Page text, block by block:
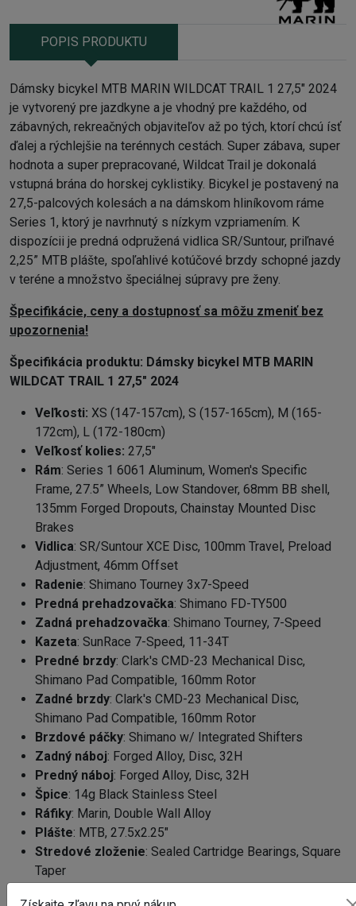
POPIS PRODUKTU
Dámsky bicykel MTB MARIN WILDCAT TRAIL 1 27,5" 2024
je vytvorený pre jazdkyne a je vhodný pre každého, od
zábavných, rekreačných objaviteľov až po tých, ktorí chcú ísť
ďalej a rýchlejšie na terénnych cestách. Super zábava, super
hodnota a super prepracované, Wildcat Trail je dokonalá
vstupná brána do horskej cyklistiky. Bicykel je postavený na
27,5-palcových kolesách a na dámskom hliníkovom ráme
Series 1, ktorý je navrhnutý s nízkym vzpriamením. K
dispozícii je predná odpružená vidlica SR/Suntour, priľnavé
2,25” MTB plášte, spoľahlivé kotúčové brzdy schopné jazdy
v teréne a množstvo špeciálnej súpravy pre ženy.
Špecifikácie, ceny a dostupnosť sa môžu zmeniť bez
upozornenia!
Špecifikácia produktu: Dámsky bicykel MTB MARIN
WILDCAT TRAIL 1 27,5" 2024
Veľkosti: XS (147-157cm), S (157-165cm), M (165-
172cm), L (172-180cm)
Veľkosť kolies: 27,5"
Rám: Series 1 6061 Aluminum, Women's Specific
Frame, 27.5” Wheels, Low Standover, 68mm BB shell,
135mm Forged Dropouts, Chainstay Mounted Disc
Brakes
Vidlica: SR/Suntour XCE Disc, 100mm Travel, Preload
Adjustment, 46mm Offset
Radenie: Shimano Tourney 3x7-Speed
Predná prehadzovačka: Shimano FD-TY500
Zadná prehadzovačka: Shimano Tourney, 7-Speed
Kazeta: SunRace 7-Speed, 11-34T
Predné brzdy: Clark's CMD-23 Mechanical Disc,
Shimano Pad Compatible, 160mm Rotor
Zadné brzdy: Clark's CMD-23 Mechanical Disc,
Shimano Pad Compatible, 160mm Rotor
Brzdové páčky: Shimano w/ Integrated Shifters
Zadný náboj: Forged Alloy, Disc, 32H
Predný náboj: Forged Alloy, Disc, 32H
Špice: 14g Black Stainless Steel
Ráfiky: Marin, Double Wall Alloy
Plášte: MTB, 27.5x2.25"
Stredové zloženie: Sealed Cartridge Bearings, Square
Taper